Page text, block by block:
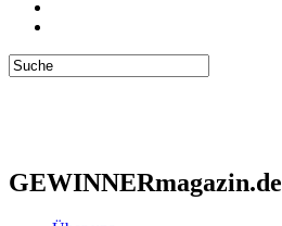
GEWINNERmagazin.de